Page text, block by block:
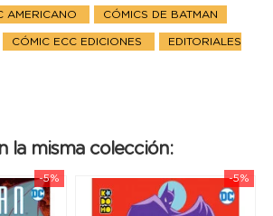
AMERICANO CÓMICS DE BATMAN
CÓMIC ECC EDICIONES EDITORIALES
la misma colección:
-5% -5%